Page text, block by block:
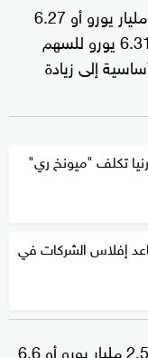
مع ذلك، انخفض صافي الدخل إلى 2.4 مليار يورو أو 6.27
يورو للسهم مقارنة بـ 2.5 مليار يورو أو 6.31 يورو للسهم
إلى زيادة
تكلف "ميونخ ري"
إفلاس الشركات في
وارتفع صافي الدخل الاساسي ليسجل 2.55 مليار يورو أو 6.6